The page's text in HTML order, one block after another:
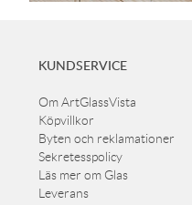
KUNDSERVICE
Om ArtGlassVista
Köpvillkor
Byten och reklamationer
Sekretesspolicy
Läs mer om Glas
Leverans